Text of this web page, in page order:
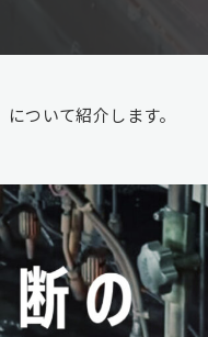
について紹介します。